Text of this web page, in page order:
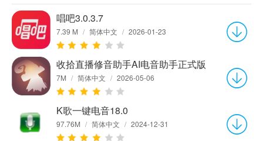
唱吧3.0.3.7
7.39 M / 简体中文 / 2026-01-23
收拾直播修音助手AI电音助手正式版
7M / 简体中文 / 2026-05-06
K歌一键电音18.0
97.76M / 简体中文 / 2024-12-31